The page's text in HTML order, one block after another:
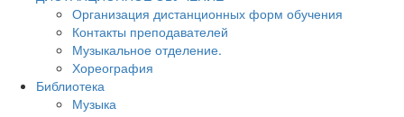
Организация дистанционных форм обучения
Контакты преподавателей
Музыкальное отделение.
Хореография
Библиотека
Музыка